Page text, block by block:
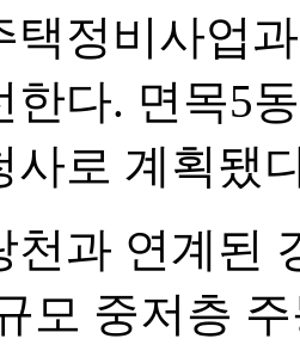
택정비사업
한다. 면목5
사로 계획됐
천과 연계된
모 중저층